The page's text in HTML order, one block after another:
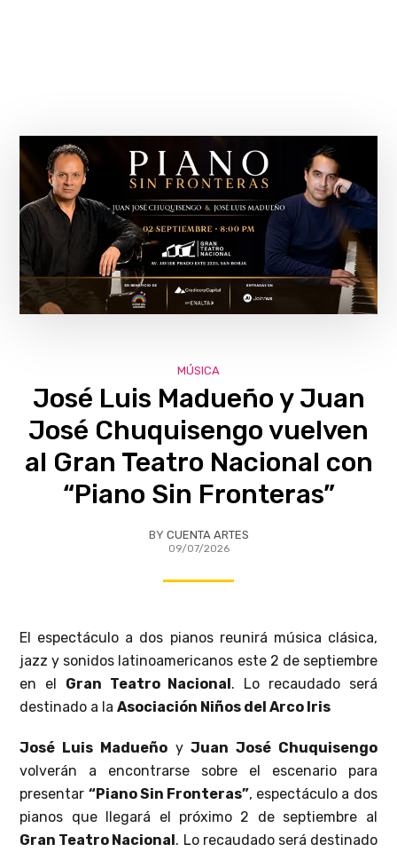
MÚSICA
José Luis Madueño y Juan
José Chuquisengo vuelven
al Gran Teatro Nacional con
“Piano Sin Fronteras”
BY CUENTA ARTES
09/07/2026
El espectáculo a dos pianos reunirá música clásica,
jazz y sonidos latinoamericanos este 2 de septiembre
en el Gran Teatro Nacional . Lo recaudado será
destinado a laAsociación Niños del Arco Iris
José Luis MadueñoyJuan José Chuquisengo
volverán a encontrarse sobre el escenario para
presentar “Piano Sin Fronteras”, espectáculo a dos
pianos que llegará el próximo 2 de septiembre al
Gran Teatro Nacional . Lo recaudado será destinado